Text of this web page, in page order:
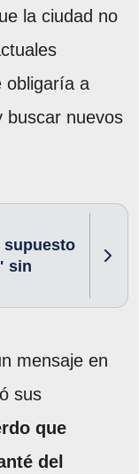
la ciudad no
obligaría a
buscar nuevos
supuesto
sin
mensaje en
sus
que
del